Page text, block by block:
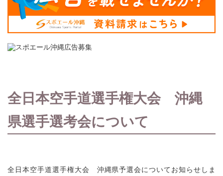
全日本空手道選手権大会 沖縄
県選手選考会について
全日本空手道選手権大会 沖縄県予選会についてお知らせしま